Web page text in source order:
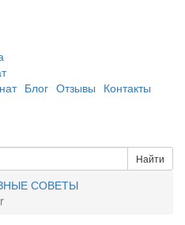
Блог Отзывы Контакты
Найти
СОВЕТЫ